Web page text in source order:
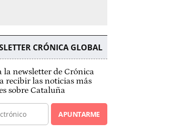
CRÓNICA GLOBAL
la newsletter de Crónica
recibir las noticias más
sobre Cataluña
APUNTARME